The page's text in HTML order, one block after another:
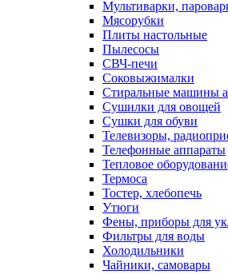
Мультиварки,
Мясорубки
Плиты настольные
Пылесосы
СВЧ-печи
Соковыжималки
Стиральные машины
Сушилки для овощей
Сушки для обуви
Телевизоры,
Телефонные аппараты
Тепловое
Термоса
Тостер, хлебопечь
Утюги
Фены, приборы для
Фильтры для воды
Холодильники
Чайники, самовары